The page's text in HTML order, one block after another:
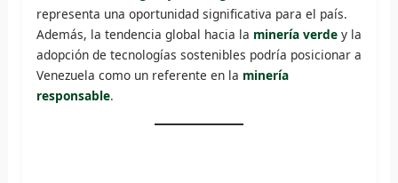
representa una oportunidad significativa para el país.
Además, la tendencia global hacia la minería verdey la
adopción de tecnologías sostenibles podría posicionar a
Venezuela como un referente en la minería
responsable.